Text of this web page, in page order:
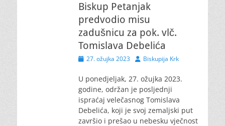
Biskup Petanjak
predvodio misu
zadušnicu za pok. vlč.
Tomislava Debelića
Posted
27. ožujka 2023 AuthorBiskupija Krk
U ponedjeljak, 27. ožujka 2023.
godine, održan je posljednji
ispraćaj velečasnog Tomislava
Debelića, koji je svoj zemaljski put
završio i prešao u nebesku vječnost